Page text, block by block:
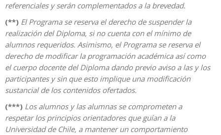
referenciales y serán complementados a la brevedad.
(**) El Programa se reserva el derecho de suspender la
realización del Diploma, si no cuenta con el mínimo de
alumnos requeridos. Asimismo, el Programa se reserva el
derecho de modificar la programación académica así como
el cuerpo docente del Diploma dando previo aviso a las y los
participantes y sin que esto implique una modificación
sustancial de los contenidos ofertados.
(***) Los alumnos y las alumnas se comprometen a
respetar los principios orientadores que guían a la
Universidad de Chile, a mantener un comportamiento